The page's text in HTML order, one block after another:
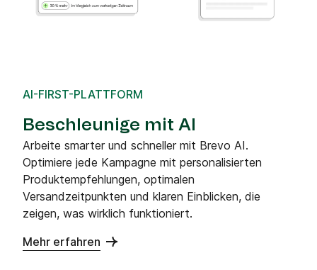
AI-FIRST-PLATTFORM
Beschleunige mit AI
Arbeite smarter und schneller mit Brevo AI.
Optimiere jede Kampagne mit personalisierten
Produktempfehlungen, optimalen
Versandzeitpunkten und klaren Einblicken, die
zeigen, was wirklich funktioniert.
Mehr erfahren